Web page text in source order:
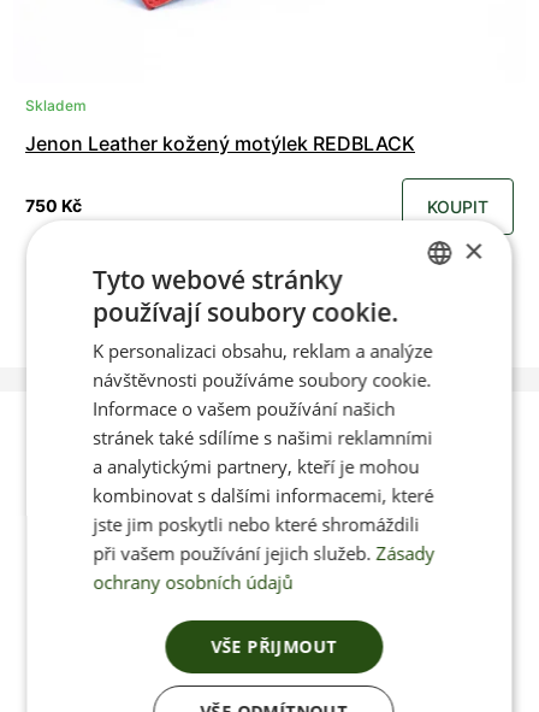
Skladem
Jenon Leather kožený motýlek REDBLACK
750 Kč KOUPIT
Poradíme vám s
výběrem
Po-Pá 8:00 – 17:00
ENGLISH
×
Tyto webové stránky
používají soubory cookie.
K personalizaci obsahu, reklam a analýze
návštěvnosti používáme soubory cookie.
Informace o vašem používání našich
stránek také sdílíme s našimi reklamními
a analytickými partnery, kteří je mohou
kombinovat s dalšími informacemi, které
jste jim poskytli nebo které shromáždili
při vašem používání jejich služeb. Zásady
ochrany osobních údajů
VŠE PŘIJMOUT